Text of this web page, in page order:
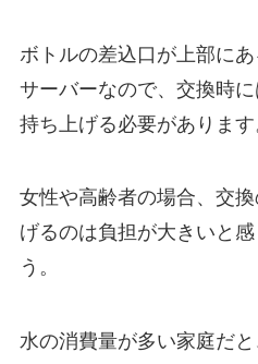
ボトルの差込口が上部に
サーバーなので、交換時
持ち上げる必要があります
女性や高齢者の場合、交
げるのは負担が大きいと
う。
水の消費量が多い家庭だ